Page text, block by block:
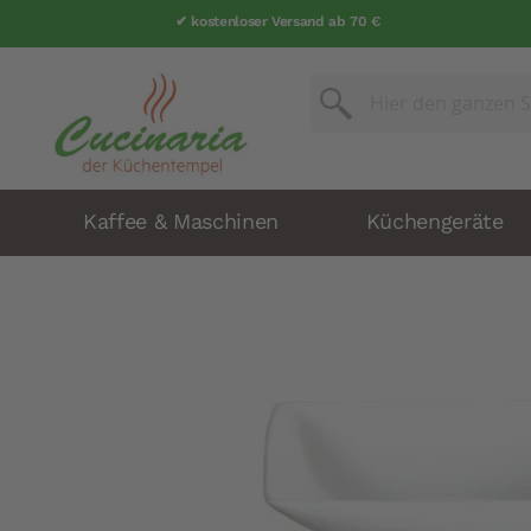
✔ kostenloser Versand ab 70 €
Suche
Kaffee & Maschinen Küchengeräte